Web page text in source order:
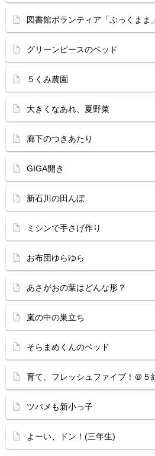
図書館ボランティア「ぶっくまま」
グリーンピースのベッド
５くみ農園
大きくなあれ、夏野菜
廊下のつきあたり
GIGA開き
新石川の田んぼ
ミシンで手さげ作り
お布団ゆらゆら
あさがおの葉はどんな形？
嵐の中の巣立ち
そらまめくんのベッド
育て、フレッシュファイブ！＠５
ツバメも新小っ子
よーい、ドン！(三年生)